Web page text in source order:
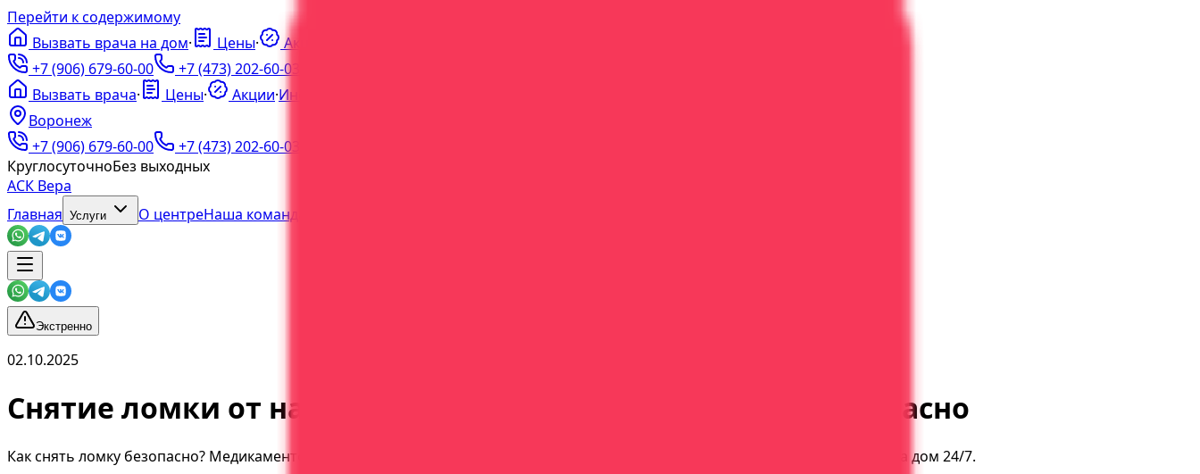
Перейти к содержимому
Вызвать врача на дом· Цены· Акции
+7 (906) 679-60-00
+7 (473) 202-60-03
Вызвать врача· Цены· Акции·Инфо
Воронеж
+7 (906) 679-60-00
+7 (473) 202-60-03
КруглосуточноБез выходных
АСК Вера
Главная Услуги О центреНаша команда
Экстренно
02.10.2025
Снятие ломки от наркотиков в Воронеже — быстро и безопасно
Как снять ломку безопасно? Медикаментозное снятие абстиненции, УБОД, детоксикация. Цены, сроки, методы. Выезд врача на дом 24/7.